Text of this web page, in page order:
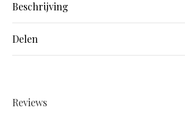
Beschrijving
Delen
Reviews